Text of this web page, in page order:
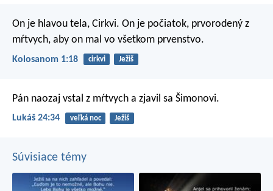
On je hlavou tela, Cirkvi. On je počiatok, prvorodený z
mŕtvych, aby on mal vo všetkom prvenstvo.
Kolosanom 1:18 cirkvi Ježiš
Pán naozaj vstal z mŕtvych a zjavil sa Šimonovi.
Lukáš 24:34 veľká noc Ježiš
Súvisiace témy